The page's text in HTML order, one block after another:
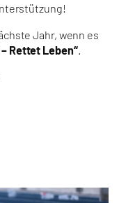
Jahr, wenn es
Rettet Leben“.